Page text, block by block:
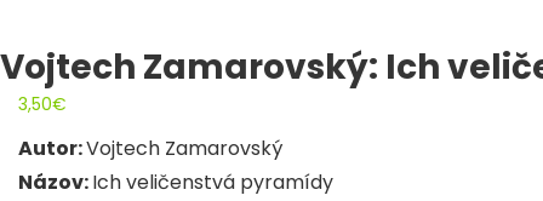
Vojtech Zamarovský: Ich
3,50€
Autor:Vojtech Zamarovský
Názov:Ich veličenstvá pyramídy